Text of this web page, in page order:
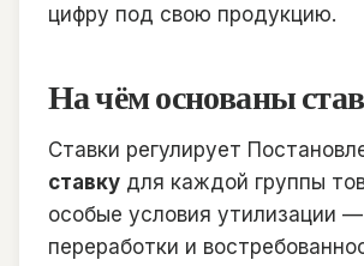
цифру под свою продукцию.
На чём основаны
Ставки регулирует
ставку для каждой группы
особые условия утилизации
переработки и